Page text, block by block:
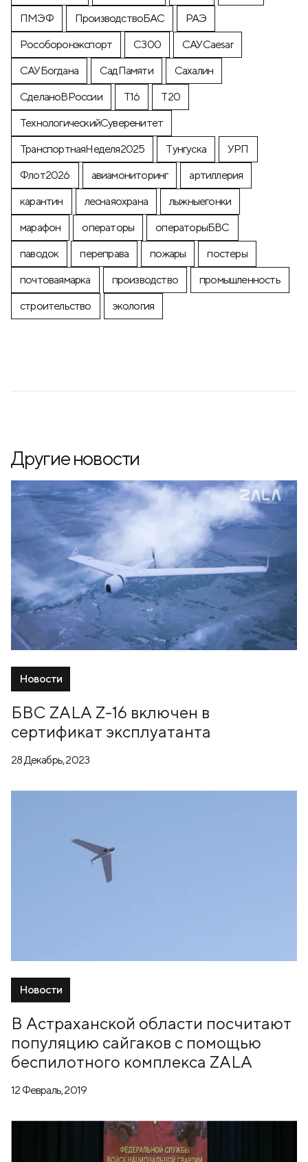
ПМЭФ ПроизводствоБАС
РАЭ
Рособоронэкспорт
С300
САУCaesar
САУБогдана
СадПамяти
Сахалин
СделаноВРоссии
Т16
Т20
ТехнологическийСуверенитет
ТранспортнаяНеделя2025
Тунгуска
УРП
Флот2026
авиамониторинг
артиллерия
карантин
леснаяохрана
лыжныегонки
марафон
операторы
операторыБВС
паводок
переправа пожары
постеры
почтоваямарка
производство
промышленность
строительство
экология
Другие новости
Новости
БВС ZALA Z-16 включен в
сертификат эксплуатанта
28 Декабрь, 2023
Новости
В Астраханской области посчитают
популяцию сайгаков с помощью
беспилотного комплекса ZALA
12 Февраль, 2019